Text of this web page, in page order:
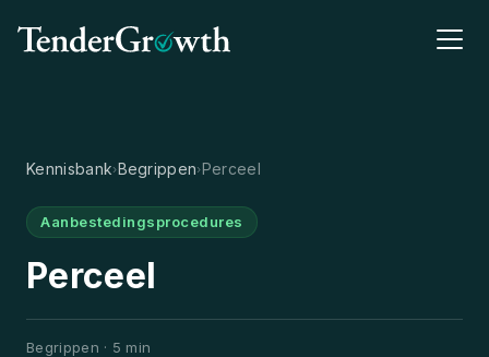
Perceel
Begrippen · 5 min
Aanbestedingsprocedures
Kennisbank›Begrippen›Perceel